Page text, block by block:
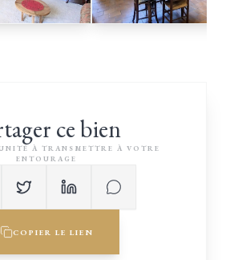
ce bien
À TRANSMETTRE À VOTRE
ENTOURAGE
COPIER LE LIEN